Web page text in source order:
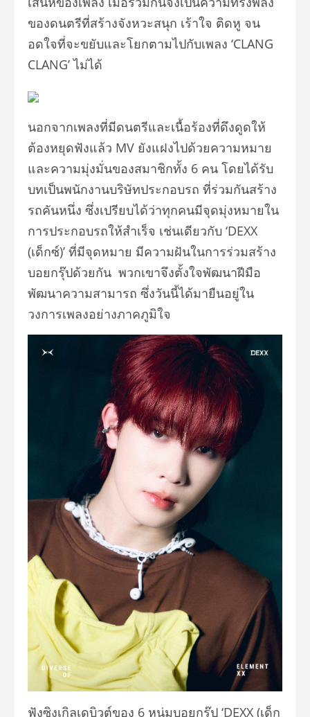
ของดนตรีที่สร้างจังหวะสนุก เร้าใจ ติดหู จน
อดใจที่จะขยับและโยกตามไปกับเพลง ‘CLANG
CLANG’ ไม่ได้
นอกจากเพลงที่มีดนตรีและเนื้อร้องที่ดึงดูดให้
ต้องหยุดฟังแล้ว MV ยังแฝงไปด้วยความหมาย
และความมุ่งมั่นของสมาชิกทั้ง 6 คน โดยได้รับ
บทเป็นพนักงานบริษัทประกอบรถ ที่ร่วมกันสร้าง
รถคันหนึ่ง ซึ่งเปรียบได้ว่าทุกคนมีจุดมุ่งหมายใน
การประกอบรถให้สำเร็จ เช่นเดียวกับ ‘DEXX
(เด็กซ์)’ ที่มีจุดหมาย มีความฝันในการร่วมสร้าง
บอยกรุ๊ปด้วยกัน พวกเขาจึงตั้งใจพัฒนาฝีมือ
พัฒนาความสามารถ ซึ่งวันนี้ได้มายืนอยู่ใน
วงการเพลงอย่างภาคภูมิใจ
ฟังซิงเกิลเดบิวต์ของ 6 หนุ่มบอยกรุ๊ป ‘DEXX (เด็ก